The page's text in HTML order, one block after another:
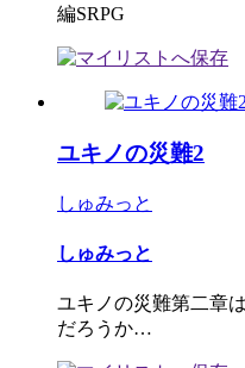
編SRPG
ユキノの災難2
しゅみっと
しゅみっと
ユキノの災難第二章
だろうか…